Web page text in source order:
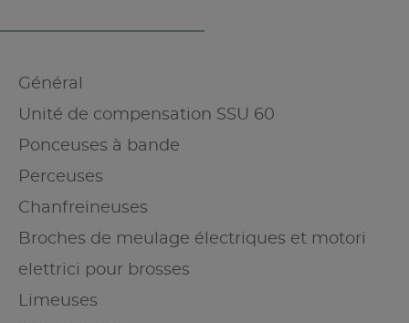
Général
Unité de compensation SSU 60
Ponceuses à bande
Perceuses
Chanfreineuses
Broches de meulage électriques et motori
elettrici pour brosses
Limeuses